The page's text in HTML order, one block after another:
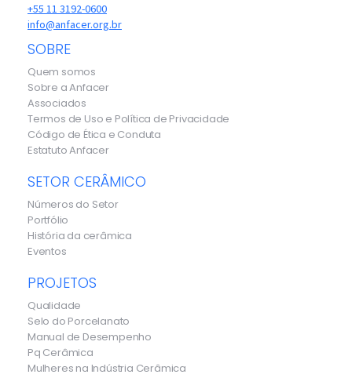
+55 11 3192-0600
info@anfacer.org.br
SOBRE
Quem somos
Sobre a Anfacer
Associados
Termos de Uso e Política de Privacidade
Código de Ética e Conduta
Estatuto Anfacer
SETOR CERÂMICO
Números do Setor
Portfólio
História da cerâmica
Eventos
PROJETOS
Qualidade
Selo do Porcelanato
Manual de Desempenho
Pq Cerâmica
Mulheres na Indústria Cerâmica